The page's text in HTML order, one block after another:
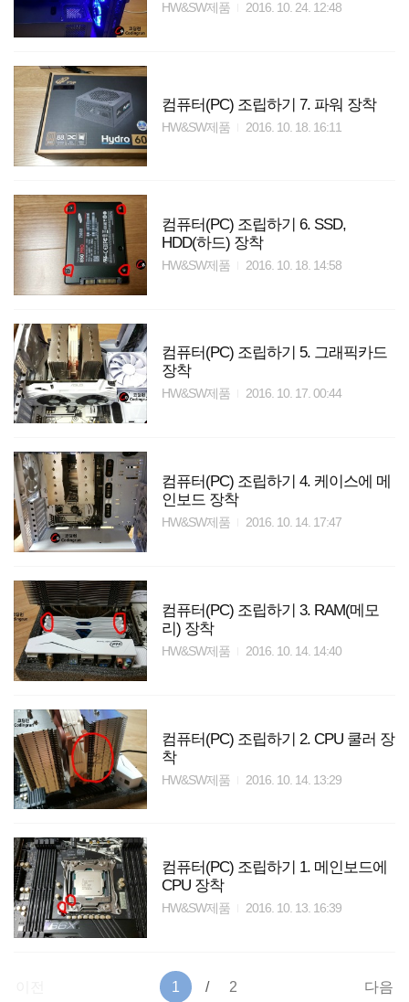
HW&SW제품 2016. 10. 24. 12:48
컴퓨터(PC) 조립하기 7. 파워 장착
HW&SW제품 2016. 10. 18. 16:11
컴퓨터(PC) 조립하기 6. SSD,
HDD(하드) 장착
HW&SW제품 2016. 10. 18. 14:58
컴퓨터(PC) 조립하기 5. 그래픽카드
장착
HW&SW제품 2016. 10. 17. 00:44
컴퓨터(PC) 조립하기 4. 케이스에 메
인보드 장착
HW&SW제품 2016. 10. 14. 17:47
컴퓨터(PC) 조립하기 3. RAM(메모
리) 장착
HW&SW제품 2016. 10. 14. 14:40
컴퓨터(PC) 조립하기 2. CPU 쿨러 장
착
HW&SW제품 2016. 10. 14. 13:29
컴퓨터(PC) 조립하기 1. 메인보드에
CPU 장착
HW&SW제품 2016. 10. 13. 16:39
1 2 다음